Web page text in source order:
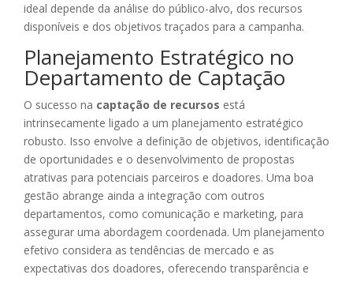
ideal depende da análise do público-alvo, dos recursos
disponíveis e dos objetivos traçados para a campanha.
Planejamento Estratégico no
Departamento de Captação
O sucesso na captação de recursos está
intrinsecamente ligado a um planejamento estratégico
robusto. Isso envolve a definição de objetivos, identificação
de oportunidades e o desenvolvimento de propostas
atrativas para potenciais parceiros e doadores. Uma boa
gestão abrange ainda a integração com outros
departamentos, como comunicação e marketing, para
assegurar uma abordagem coordenada. Um planejamento
efetivo considera as tendências de mercado e as
expectativas dos doadores, oferecendo transparência e